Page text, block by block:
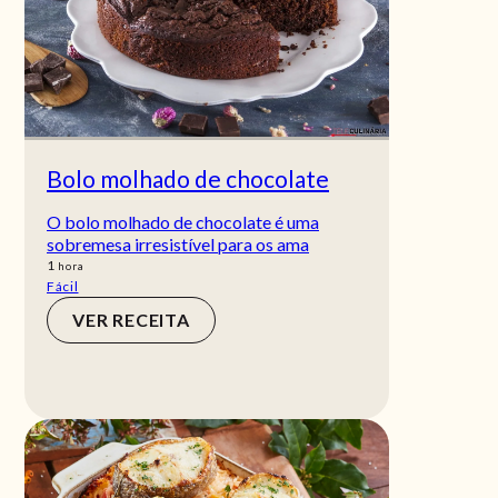
Bolo molhado de chocolate
O bolo molhado de chocolate é uma
sobremesa irresistível para os ama
1 hora
hora
Fácil
VER RECEITA